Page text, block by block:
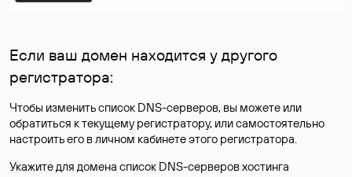
Если ваш домен находится у другого
регистратора:
Чтобы изменить список DNS-серверов, вы можете или
обратиться к текущему регистратору, или самостоятельно
настроить его в личном кабинете этого регистратора.
Укажите для домена список DNS-серверов хостинга